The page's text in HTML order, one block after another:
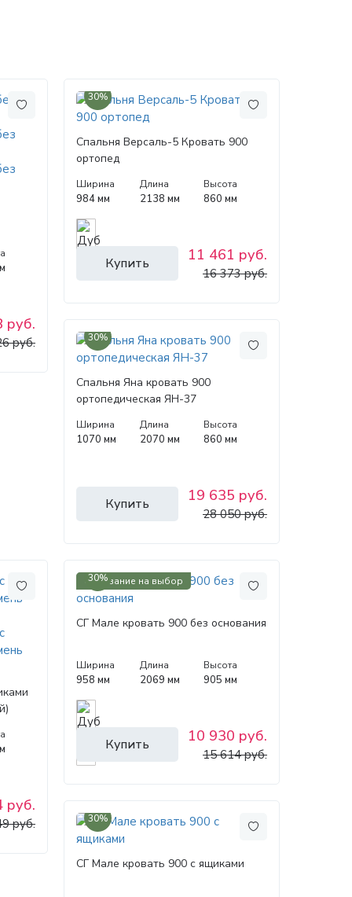
руб.
руб.
30%
Спальня Версаль-5 Кровать 900
ортопед
Ширина
984 мм
Длина
2138 мм
Высота
860 мм
Купить 11 461 руб.
16 373 руб.
30%
Спальня Яна кровать 900
ортопедическая ЯН-37
Ширина
1070 мм
Длина
2070 мм
Высота
860 мм
Купить 19 635 руб.
28 050 руб.
руб.
руб.
Основание на выбор
30%
СГ Мале кровать 900 без основания
Ширина
958 мм
Длина
2069 мм
Высота
905 мм
Купить 10 930 руб.
15 614 руб.
30%
СГ Мале кровать 900 с ящиками